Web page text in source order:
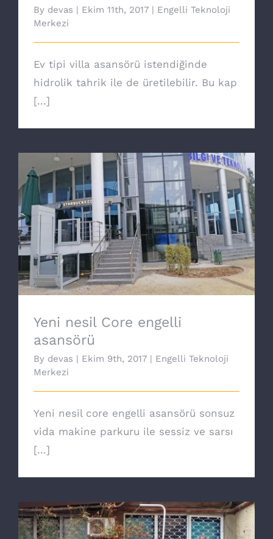
By devas | Ekim 11th, 2017 | Engelli Teknoloji
Merkezi
Ev tipi villa asansörü istendiğinde
hidrolik tahrik ile de üretilebilir. Bu kap
[...]
Yeni nesil Core engelli asansörü
Yeni nesil Core engelli
asansörü
By devas | Ekim 9th, 2017 | Engelli Teknoloji
Merkezi
Yeni nesil core engelli asansörü sonsuz
vida makine parkuru ile sessiz ve sarsı
[...]